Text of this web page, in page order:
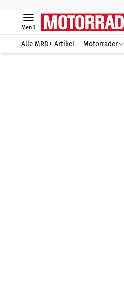
Menü
Alle MRD+ Artikel Motorräder